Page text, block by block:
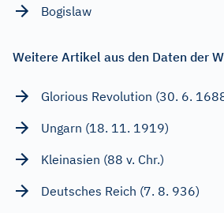
Bogislaw
Weitere Artikel aus den Daten der
Glorious Revolution (30. 6.
Ungarn (18. 11. 1919)
Kleinasien (88 v. Chr.)
Deutsches Reich (7. 8. 936)